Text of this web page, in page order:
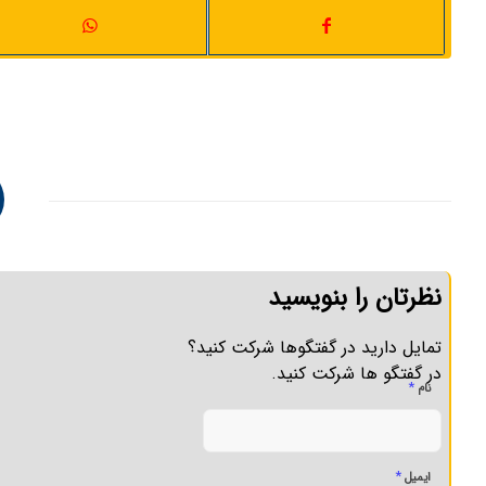
نظرتان را بنویسید
تمایل دارید در گفتگوها شرکت کنید؟
در گفتگو ها شرکت کنید.
نام *
ایمیل*